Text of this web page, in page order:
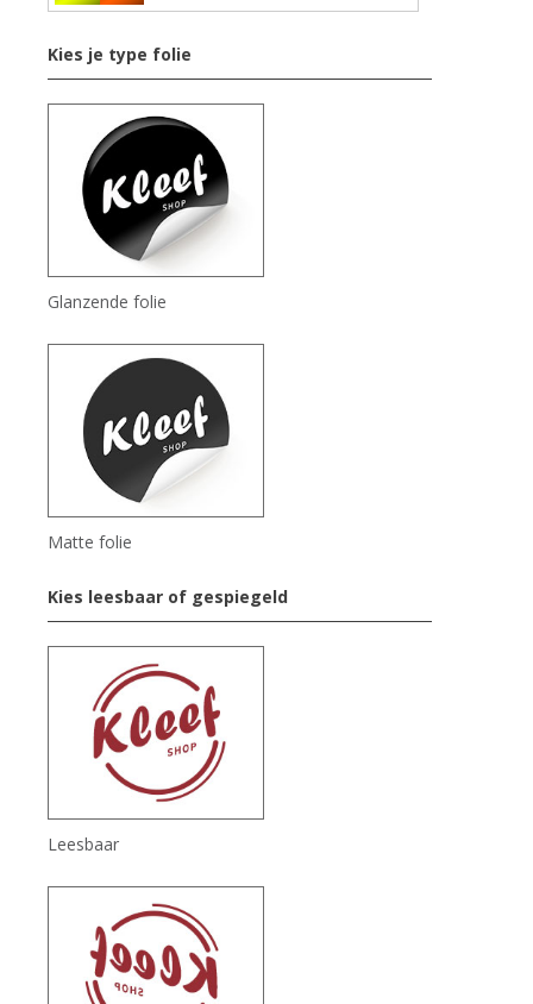
Kies je type folie
Glanzende folie
Matte folie
Kies leesbaar of gespiegeld
Leesbaar